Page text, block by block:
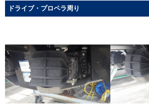
ドライブ・プロペラ周り